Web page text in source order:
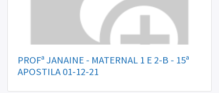
PROFª JANAINE - MATERNAL 1 E 2-B - 15ª
APOSTILA 01-12-21